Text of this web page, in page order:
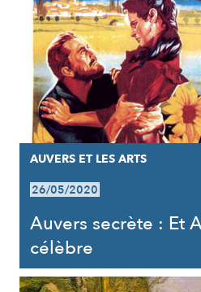
AUVERS ET LES ARTS
26/05/2020
Auvers secrète : Et
célèbre